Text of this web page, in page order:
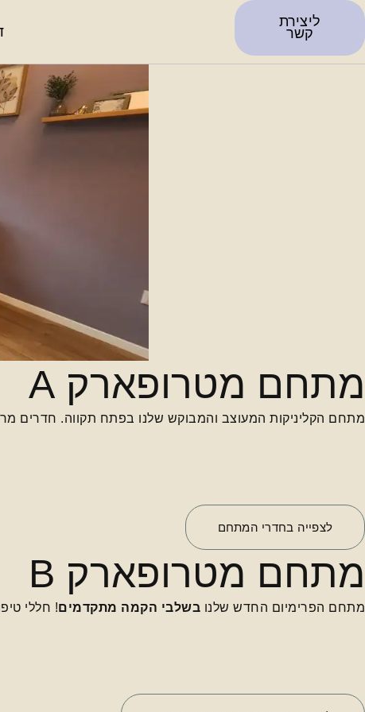
ליצירת
קשר
מתחם מטרופארק A
מתחם הקליניקות המעוצב והמבוקש שלנו בפתח תקווה. חדרים
לצפייה בחדרי המתחם
מתחם מטרופארק B
מתחם הפרימיום החדש שלנו בשלבי הקמה מתקדמים! חללי